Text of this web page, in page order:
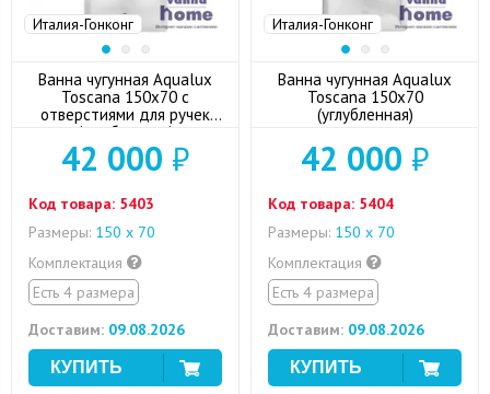
Италия-Гонконг
Ванна чугунная Aqualux
Toscana 150x70 с
отверстиями для ручек
(углубленная)
42 000 ₽
Код товара: 5403
Размеры: 150 х 70
Комплектация
Есть 4 размера
Доставим: 09.08.2026
Италия-Гонконг
Ванна чугунная Aqualux
Toscana 150x70
(углубленная)
42 000 ₽
Код товара: 5404
Размеры: 150 х 70
Комплектация
Есть 4 размера
Доставим: 09.08.2026